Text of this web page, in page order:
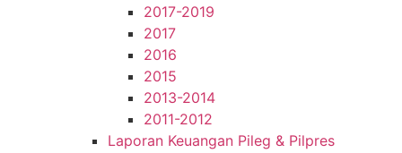
2017-2019
2017
2016
2015
2013-2014
2011-2012
Laporan Keuangan Pileg & Pilpres